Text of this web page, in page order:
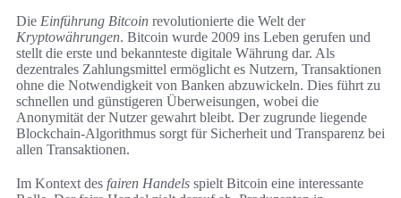
Die Einführung Bitcoin revolutionierte die Welt der
Kryptowährungen. Bitcoin wurde 2009 ins Leben gerufen und
stellt die erste und bekannteste digitale Währung dar. Als
dezentrales Zahlungsmittel ermöglicht es Nutzern, Transaktionen
ohne die Notwendigkeit von Banken abzuwickeln. Dies führt zu
schnellen und günstigeren Überweisungen, wobei die
Anonymität der Nutzer gewahrt bleibt. Der zugrunde liegende
Blockchain-Algorithmus sorgt für Sicherheit und Transparenz bei
allen Transaktionen.
Im Kontext des fairen Handels spielt Bitcoin eine interessante